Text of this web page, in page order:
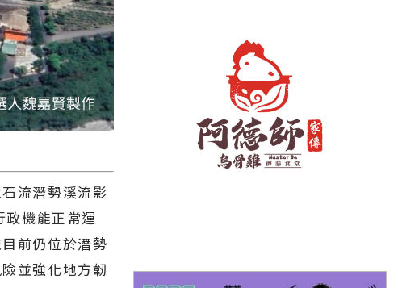
彰化縣
流潛勢溪流影
機能正常運
前仍位於潛勢
並強化地方韌